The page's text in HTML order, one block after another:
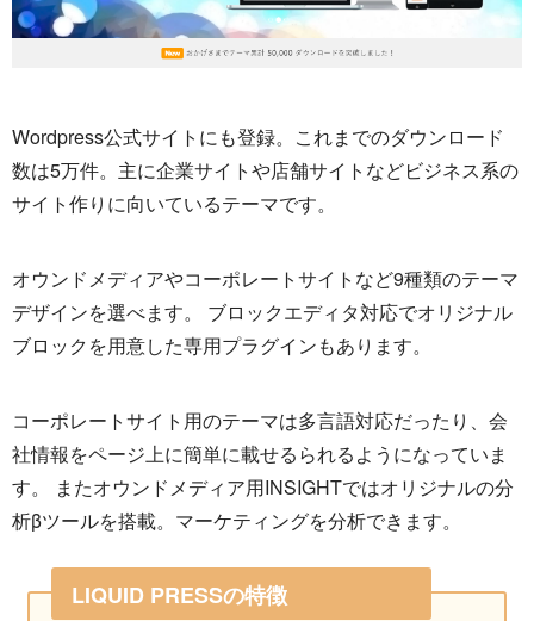
Wordpress公式サイトにも登録。これまでのダウンロード
数は5万件。主に企業サイトや店舗サイトなどビジネス系の
サイト作りに向いているテーマです。
オウンドメディアやコーポレートサイトなど9種類のテーマ
デザインを選べます。 ブロックエディタ対応でオリジナル
ブロックを用意した専用プラグインもあります。
コーポレートサイト用のテーマは多言語対応だったり、会
社情報をページ上に簡単に載せるられるようになっていま
す。 またオウンドメディア用INSIGHTではオリジナルの分
析βツールを搭載。マーケティングを分析できます。
LIQUID PRESSの特徴